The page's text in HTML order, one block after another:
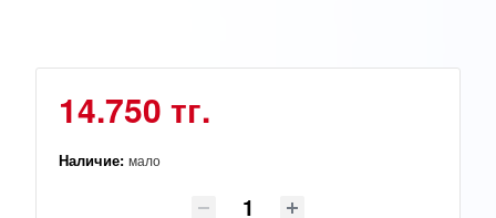
14.750 тг.
Наличие: мало